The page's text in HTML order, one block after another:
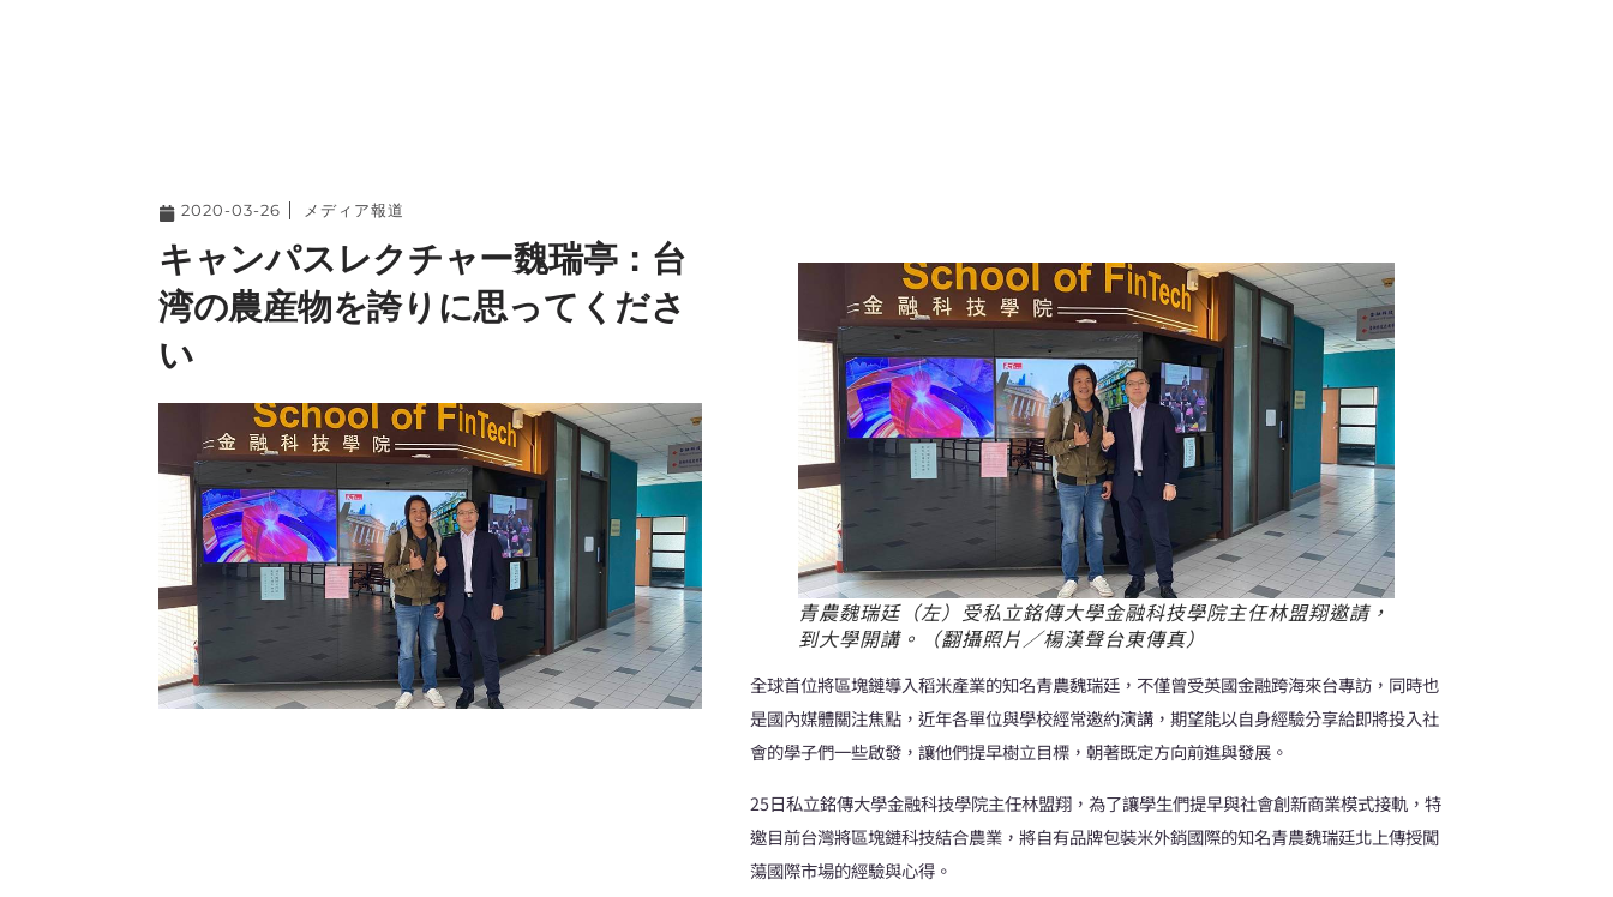
2020-03-26 メディア報道
キャンパスレクチャー魏瑞亭：台
湾の農産物を誇りに思ってくださ
い
青農魏瑞廷（左）受私立銘傳大學金融科技學院主任林盟翔邀請，
到大學開講。（翻攝照片／楊漢聲台東傳真）
全球首位將區塊鏈導入稻米產業的知名青農魏瑞廷，不僅曾受英國金融跨海來台專訪，同時也
是國內媒體關注焦點，近年各單位與學校經常邀約演講，期望能以自身經驗分享給即將投入社
會的學子們一些啟發，讓他們提早樹立目標，朝著既定方向前進與發展。
25日私立銘傳大學金融科技學院主任林盟翔，為了讓學生們提早與社會創新商業模式接軌，特
邀目前台灣將區塊鏈科技結合農業，將自有品牌包裝米外銷國際的知名青農魏瑞廷北上傳授闖
蕩國際市場的經驗與心得。